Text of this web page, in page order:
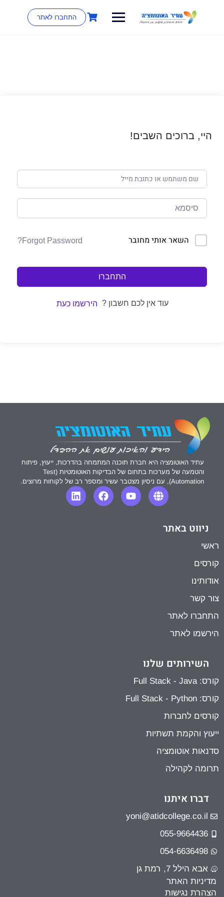
התחברו לאתר
היי, ברוכים השבים!
השאר אותי מחובר Forgot Password?
התחברו
עוד אין לכם חשבון ? הירשמו כעת
עתיד האוטומציה היא חברת תוכנה המתמחה בהדרכות, ייעוץ, פיתוח
והטמעה של מערכות בתחום של הבדיקות האוטומטיות (Test
Automation), עם ניסיון מצטבר עשיר ומספר רב של לקוחות מרוצים.
ניווט באתר
ראשי
קורסים
אודותינו
צור קשר
התחברו לאתר
הירשמו לאתר
השירותים שלנו
קורס: Full Stack - Java
קורס: Full Stack - Python
קורסים לחברות
ייעוץ והקמת תשתיות
סדנאות אוטומציה
תרומה לקהילה
דברו איתנו
yoni@atidcollege.co.il
055-9664436
054-6636498
אבא הילל 7, רמת גן
מדיניות האתר
הצהרת נגישות